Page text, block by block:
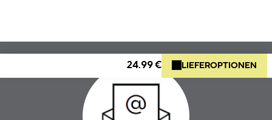
24.99 € LIEFEROPTIONEN